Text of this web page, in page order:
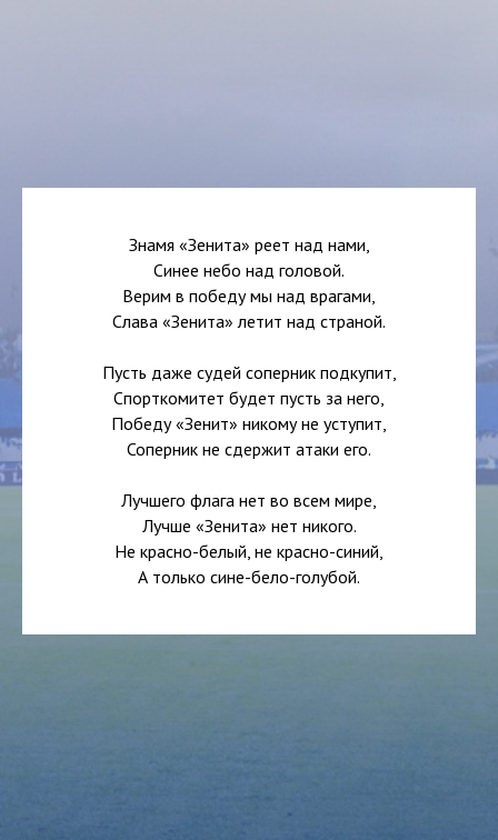
Знамя «Зенита» реет над нами,
Синее небо над головой.
Верим в победу мы над врагами,
Слава «Зенита» летит над страной.
Пусть даже судей соперник подкупит,
Спорткомитет будет пусть за него,
Победу «Зенит» никому не уступит,
Соперник не сдержит атаки его.
Лучшего флага нет во всем мире,
Лучше «Зенита» нет никого.
Не красно-белый, не красно-синий,
А только сине-бело-голубой.